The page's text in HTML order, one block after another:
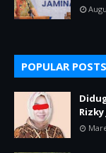
POPULAR POSTS